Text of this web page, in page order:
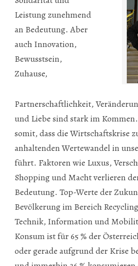
Leistung zunehmend
an Bedeutung. Aber
auch Innovation,
Bewusstsein,
Zuhause,
Partnerschaftlichkeit,
und Liebe sind stark im
somit, dass die Wirtschaftskrise
anhaltenden Wertewandel in
führt. Faktoren wie Luxus,
Shopping und Macht verlieren
Bedeutung. Top-Werte der
Bevölkerung im Bereich
Technik, Information und
Konsum ist für 65 % der
oder gerade aufgrund der Krise